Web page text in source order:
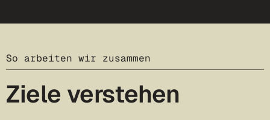
So arbeiten wir zusammen
Ziele verstehen